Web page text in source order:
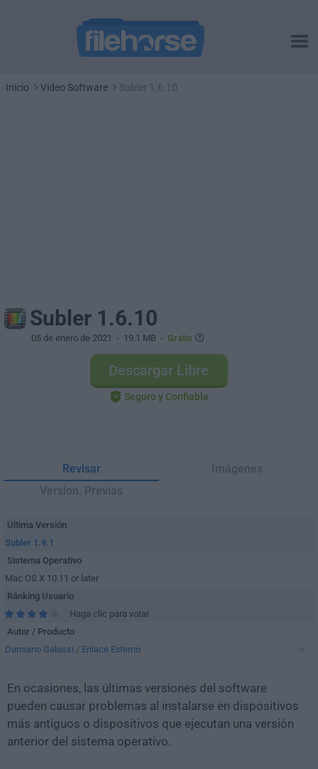
Inicio Video Software Subler 1.6.10
Subler 1.6.10
05 de enero de 2021 - 19.1 MB - Gratis
Descargar Libre
Seguro y Confiable
Revisar
Imágenes
Version. Previas
Última Versión
Subler 1.9.1
Sistema Operativo
Mac OS X 10.11 or later
Ránking Usuario
Haga clic para votar
Autor / Producto
Damiano Galassi / Enlace Externo
En ocasiones, las últimas versiones del software
pueden causar problemas al instalarse en dispositivos
más antiguos o dispositivos que ejecutan una versión
anterior del sistema operativo.